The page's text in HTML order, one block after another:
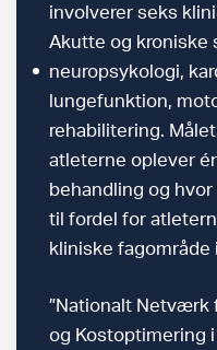
involverer seks
Akutte og kroniske
neuropsykologi,
lungefunktion,
rehabilitering.
atleterne oplever
behandling og
til fordel for
kliniske fagområde
”Nationalt
og Kostoptimering